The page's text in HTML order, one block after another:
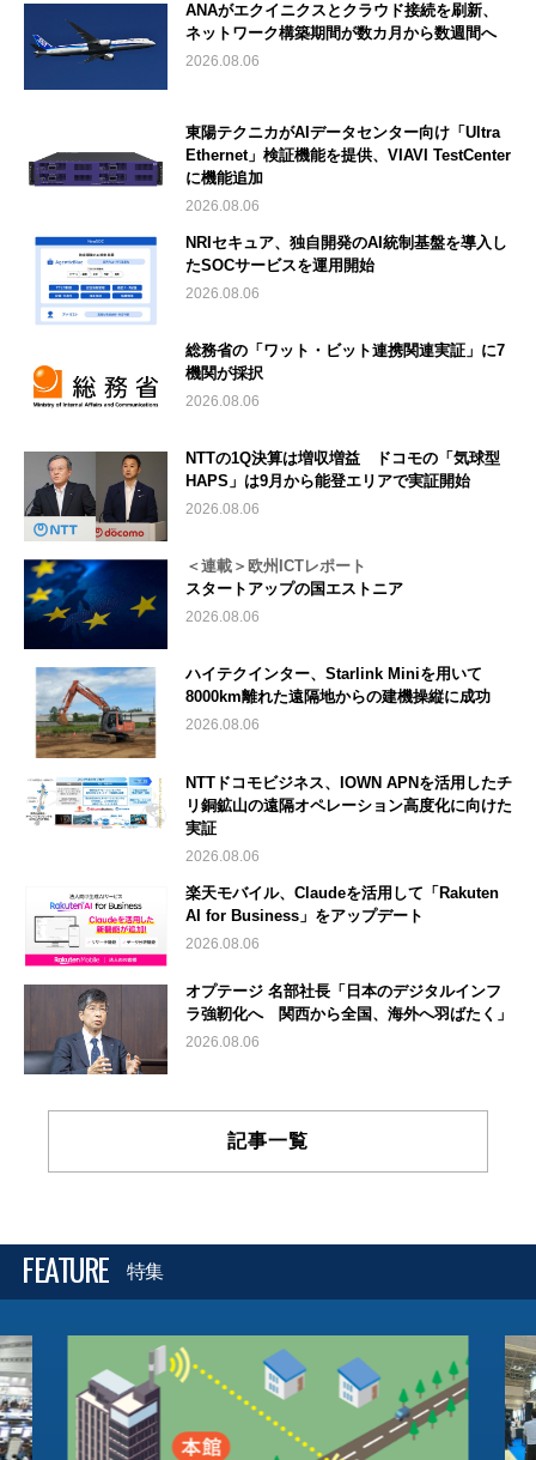
ANAがエクイニクスとクラウド接続を刷新、
ネットワーク構築期間が数カ月から数週間へ
2026.08.06
東陽テクニカがAIデータセンター向け「Ultra
Ethernet」検証機能を提供、VIAVI TestCenter
に機能追加
2026.08.06
NRIセキュア、独自開発のAI統制基盤を導入し
たSOCサービスを運用開始
2026.08.06
総務省の「ワット・ビット連携関連実証」に7
機関が採択
2026.08.06
NTTの1Q決算は増収増益 ドコモの「気球型
HAPS」は9月から能登エリアで実証開始
2026.08.06
＜連載＞欧州ICTレポート
スタートアップの国エストニア
2026.08.06
ハイテクインター、Starlink Miniを用いて
8000km離れた遠隔地からの建機操縦に成功
2026.08.06
NTTドコモビジネス、IOWN APNを活用したチ
リ銅鉱山の遠隔オペレーション高度化に向けた
実証
2026.08.06
楽天モバイル、Claudeを活用して「Rakuten
AI for Business」をアップデート
2026.08.06
オプテージ 名部社長「日本のデジタルインフ
ラ強靭化へ 関西から全国、海外へ羽ばたく」
2026.08.06
記事一覧
FEATURE 特集